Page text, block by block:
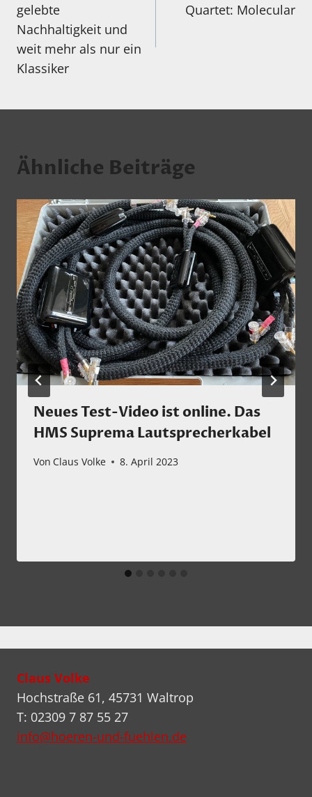
gelebte
Nachhaltigkeit und
weit mehr als nur ein
Klassiker
Quartet: Molecular
Ähnliche Beiträge
Neues Test-Video ist online. Das
HMS Suprema Lautsprecherkabel
Von Claus Volke 8. April 2023
Claus Volke
Hochstraße 61, 45731 Waltrop
T: 02309 7 87 55 27
info@hoeren-und-fuehlen.de